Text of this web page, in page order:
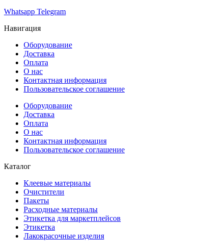
Whatsapp Telegram
Навигация
Оборудование
Доставка
Оплата
О нас
Контактная информация
Пользовательское соглашение
Оборудование
Доставка
Оплата
О нас
Контактная информация
Пользовательское соглашение
Каталог
Клеевые материалы
Очистители
Пакеты
Расходные материалы
Этикетка для маркетплейсов
Этикетка
Лакокрасочные изделия